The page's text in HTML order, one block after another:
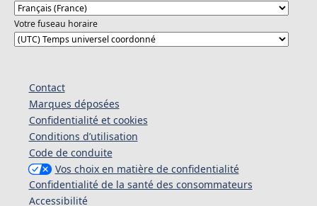
Votre fuseau horaire
Contact
Marques déposées
Confidentialité et cookies
Conditions d’utilisation
Code de conduite
Vos choix en matière de confidentialité
Confidentialité de la santé des consommateurs
Accessibilité